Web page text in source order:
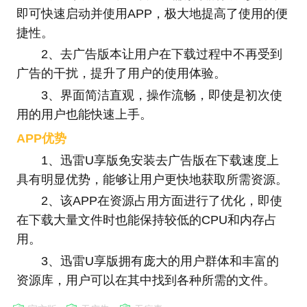
即可快速启动并使用APP，极大地提高了使用的便
捷性。
2、去广告版本让用户在下载过程中不再受到
广告的干扰，提升了用户的使用体验。
3、界面简洁直观，操作流畅，即使是初次使
用的用户也能快速上手。
APP优势
1、迅雷U享版免安装去广告版在下载速度上
具有明显优势，能够让用户更快地获取所需资源。
2、该APP在资源占用方面进行了优化，即使
在下载大量文件时也能保持较低的CPU和内存占
用。
3、迅雷U享版拥有庞大的用户群体和丰富的
资源库，用户可以在其中找到各种所需的文件。